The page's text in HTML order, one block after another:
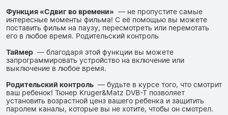
Функция «Сдвиг во времени» — не пропустите самые
интересные моменты фильма! С её помощью вы можете
поставить фильм на паузу, пересмотреть или перемотать
его в любое время. Родительский контроль
Таймер — благодаря этой функции вы можете
запрограммировать устройство на включение или
выключение в любое время.
Родительский контроль — будьте в курсе того, что смотрит
ваш ребенок! Тюнер Kruger&Matz DVB-T позволяет
установить возрастной ценз вашего ребенка и защитить
паролем каналы, которые вы не хотите, чтобы он смотрел.